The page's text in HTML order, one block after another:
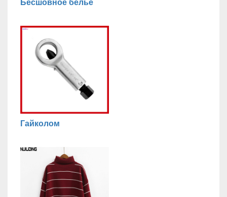
Гайколом